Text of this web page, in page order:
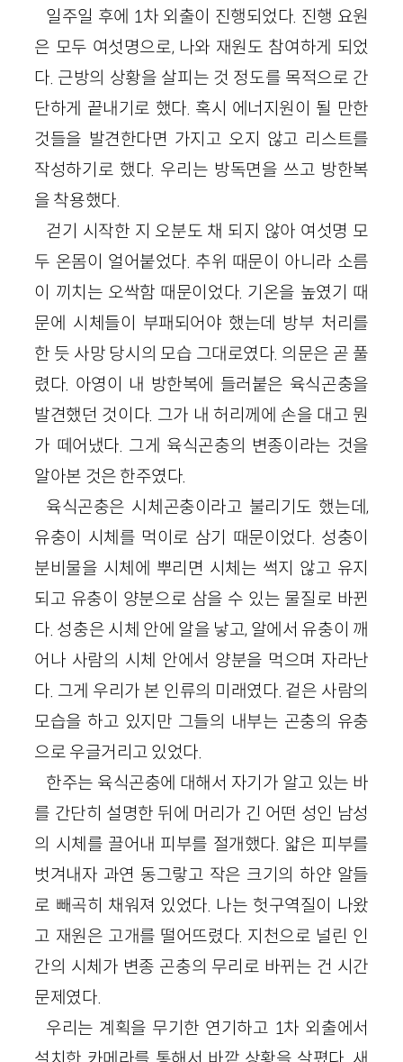
일주일 후에 1차 외출이 진행되었다. 진행 요원
은 모두 여섯명으로, 나와 재원도 참여하게 되었
다. 근방의 상황을 살피는 것 정도를 목적으로 간
단하게 끝내기로 했다. 혹시 에너지원이 될 만한
것들을 발견한다면 가지고 오지 않고 리스트를
작성하기로 했다. 우리는 방독면을 쓰고 방한복
을 착용했다.
걷기 시작한 지 오분도 채 되지 않아 여섯명 모
두 온몸이 얼어붙었다. 추위 때문이 아니라 소름
이 끼치는 오싹함 때문이었다. 기온을 높였기 때
문에 시체들이 부패되어야 했는데 방부 처리를
한 듯 사망 당시의 모습 그대로였다. 의문은 곧 풀
렸다. 아영이 내 방한복에 들러붙은 육식곤충을
발견했던 것이다. 그가 내 허리께에 손을 대고 뭔
가 떼어냈다. 그게 육식곤충의 변종이라는 것을
알아본 것은 한주였다.
육식곤충은 시체곤충이라고 불리기도 했는데,
유충이 시체를 먹이로 삼기 때문이었다. 성충이
분비물을 시체에 뿌리면 시체는 썩지 않고 유지
되고 유충이 양분으로 삼을 수 있는 물질로 바뀐
다. 성충은 시체 안에 알을 낳고, 알에서 유충이 깨
어나 사람의 시체 안에서 양분을 먹으며 자라난
다. 그게 우리가 본 인류의 미래였다. 겉은 사람의
모습을 하고 있지만 그들의 내부는 곤충의 유충
으로 우글거리고 있었다.
한주는 육식곤충에 대해서 자기가 알고 있는 바
를 간단히 설명한 뒤에 머리가 긴 어떤 성인 남성
의 시체를 끌어내 피부를 절개했다. 얇은 피부를
벗겨내자 과연 동그랗고 작은 크기의 하얀 알들
로 빼곡히 채워져 있었다. 나는 헛구역질이 나왔
고 재원은 고개를 떨어뜨렸다. 지천으로 널린 인
간의 시체가 변종 곤충의 무리로 바뀌는 건 시간
문제였다.
우리는 계획을 무기한 연기하고 1차 외출에서